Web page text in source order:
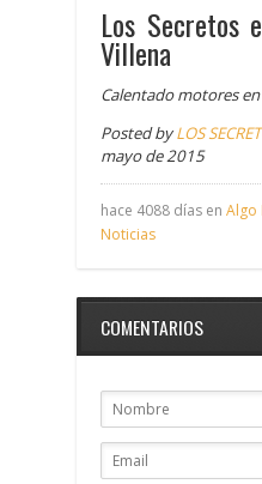
Los Secretos
Villena
Calentado motores
Posted byLOS
mayo de 2015
hace 4088 días en Algo
Noticias
COMENTARIOS